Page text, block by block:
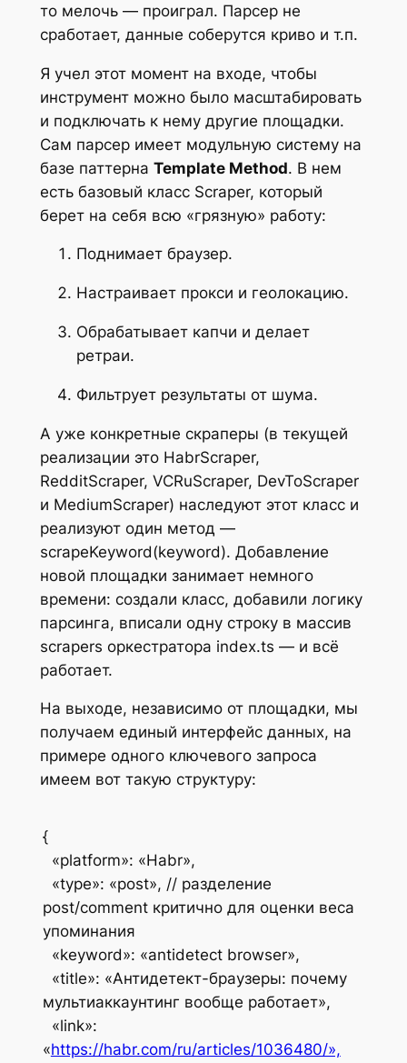
то мелочь — проиграл. Парсер не
сработает, данные соберутся криво и т.п.
Я учел этот момент на входе, чтобы
инструмент можно было масштабировать
и подключать к нему другие площадки.
Сам парсер имеет модульную систему на
базе паттерна Template Method. В нем
есть базовый класс Scraper, который
берет на себя всю «грязную» работу:
Поднимает браузер.
Настраивает прокси и геолокацию.
Обрабатывает капчи и делает
ретраи.
Фильтрует результаты от шума.
А уже конкретные скраперы (в текущей
реализации это HabrScraper,
RedditScraper, VCRuScraper, DevToScraper
и MediumScraper) наследуют этот класс и
реализуют один метод —
scrapeKeyword(keyword). Добавление
новой площадки занимает немного
времени: создали класс, добавили логику
парсинга, вписали одну строку в массив
scrapers оркестратора index.ts — и всё
работает.
На выходе, независимо от площадки, мы
получаем единый интерфейс данных, на
примере одного ключевого запроса
имеем вот такую структуру:
{
«platform»: «Habr»,
«type»: «post», // разделение
post/comment критично для оценки веса
упоминания
«keyword»: «antidetect browser»,
«title»: «Антидетект-браузеры: почему
мультиаккаунтинг вообще работает»,
«link»:
«https://habr.com/ru/articles/1036480/»,